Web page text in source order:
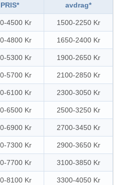
PRIS*
avdrag*
4500 Kr 1500-2250 Kr
4800 Kr 1650-2400 Kr
5300 Kr 1900-2650 Kr
5700 Kr 2100-2850 Kr
6100 Kr 2300-3050 Kr
6500 Kr 2500-3250 Kr
6900 Kr 2700-3450 Kr
7300 Kr 2900-3650 Kr
7700 Kr 3100-3850 Kr
8100 Kr 3300-4050 Kr